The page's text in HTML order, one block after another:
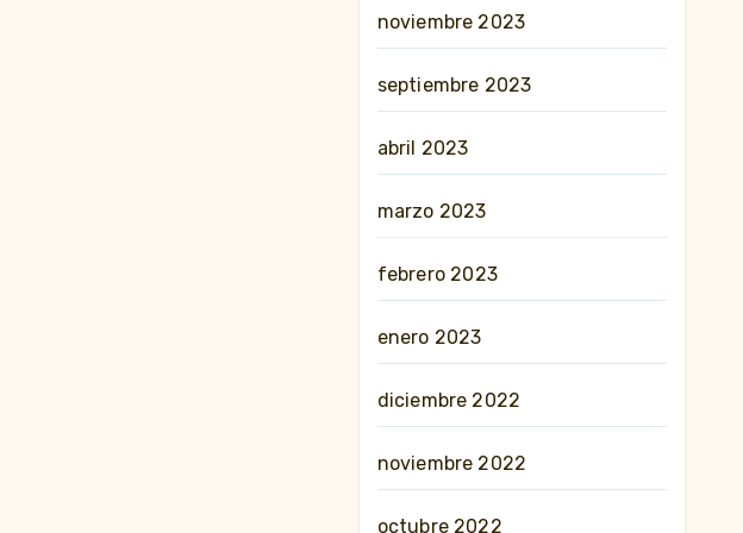
noviembre 2023
septiembre 2023
abril 2023
marzo 2023
febrero 2023
enero 2023
diciembre 2022
noviembre 2022
octubre 2022